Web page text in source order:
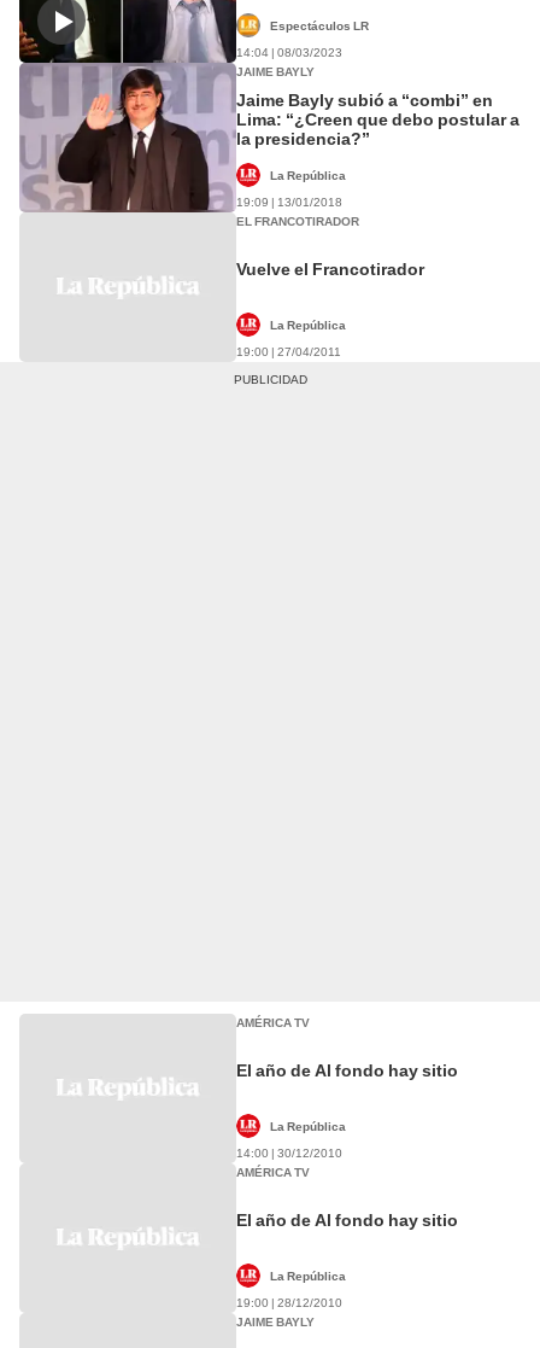
Espectáculos LR
14:04 | 08/03/2023
JAIME BAYLY
Jaime Bayly subió a “combi” en
Lima: “¿Creen que debo postular a
la presidencia?”
La República
19:09 | 13/01/2018
EL FRANCOTIRADOR
Vuelve el Francotirador
La República
19:00 | 27/04/2011
AMÉRICA TV
El año de Al fondo hay sitio
La República
14:00 | 30/12/2010
AMÉRICA TV
El año de Al fondo hay sitio
La República
19:00 | 28/12/2010
JAIME BAYLY